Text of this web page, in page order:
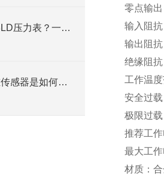
零点输
输入阻
输出阻
绝缘阻
工作温
安全过
极限过
推荐工
最大工
材质：
如何选择布莱迪BLD压力表？一文看懂法兰安装与螺纹连接差异
天沐NS-TH1称重传感器是如何提升称重效率的